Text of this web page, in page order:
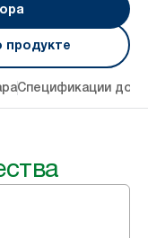
Спецификации